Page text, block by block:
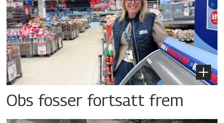
Obs fosser fortsatt frem